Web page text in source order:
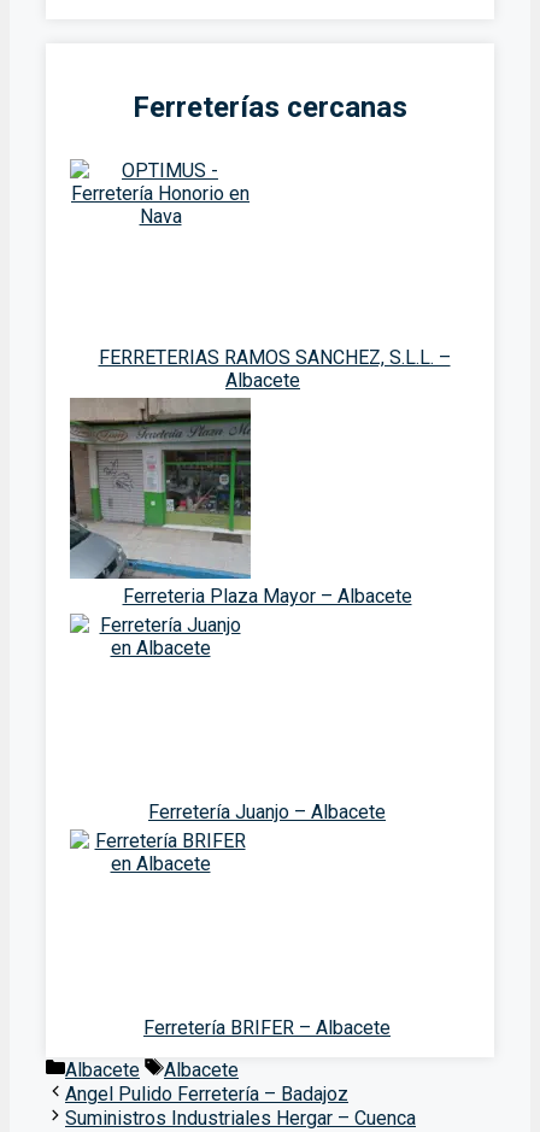
Ferreterías cercanas
FERRETERIAS RAMOS SANCHEZ, S.L.L. –
Albacete
Ferreteria Plaza Mayor – Albacete
Ferretería Juanjo – Albacete
Ferretería BRIFER – Albacete
Categorías
Albacete Etiquetas
Albacete
Angel Pulido Ferretería – Badajoz
Suministros Industriales Hergar – Cuenca